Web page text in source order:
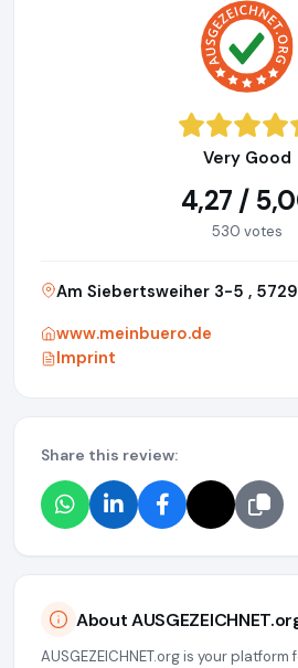
Very Good
4,27 /
530 votes
Am Siebertsweiher 3-5 ,
www.meinbuero.de
Imprint
Share this review:
About
AUSGEZEICHNET.org is your